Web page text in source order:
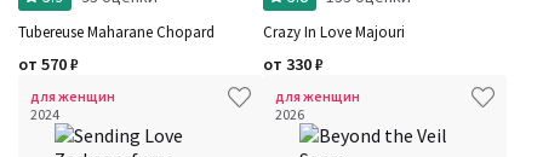
Tubereuse Maharane Chopard
от 570₽
Crazy In Love Majouri
от 330₽
для женщин
2024
для женщин
2026